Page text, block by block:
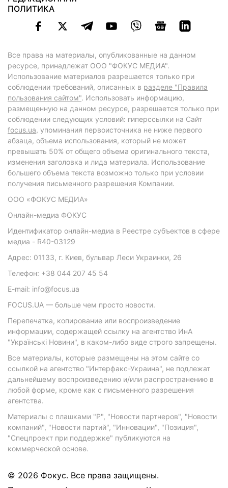
ПОЛИТИКА
Все права на материалы, опубликованные на данном
ресурсе, принадлежат ООО "ФОКУС МЕДИА".
Использование материалов разрешается только при
соблюдении требований, описанных в разделе "Правила
пользования сайтом". Использовать информацию,
размещенную на данном ресурсе, разрешается только при
соблюдении следующих условий: гиперссылки на Сайт
focus.ua, упоминания первоисточника не ниже первого
абзаца, объема использования, который не может
превышать 50% от общего объема оригинального текста,
изменения заголовка и лида материала. Использование
большего объема текста возможно только при условии
получения письменного разрешения Компании.
ООО «ФОКУС МЕДИА»
Онлайн-медиа ФОКУС
Идентификатор онлайн-медиа в Реестре субъектов в сфере
медиа - R40-03129
Адрес: 01133, г. Киев, бульвар Леси Украинки, 26
Телефон: +38 044 207 45 54
E-mail: info@focus.ua
FOCUS.UA — больше чем просто новости.
Перепечатка, копирование или воспроизведение
информации, содержащей ссылку на агентство ИнА
"Українські Новини", в каком-либо виде строго запрещены.
Все материалы, которые размещены на этом сайте со
ссылкой на агентство "Интерфакс-Украина", не подлежат
дальнейшему воспроизведению и/или распространению в
любой форме, кроме как с письменного разрешения
агентства.
Материалы с плашками "Р", "Новости партнеров", "Новости
компаний", "Новости партий", "Инновации", "Позиция",
"Спецпроект при поддержке" публикуются на
коммерческой основе.
© 2026 Фокус. Все права защищены.